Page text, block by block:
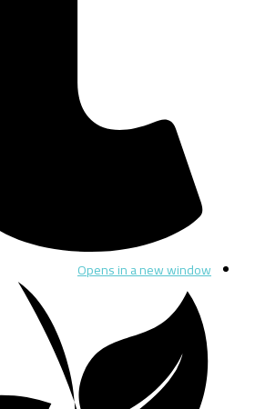
Opens in a new window